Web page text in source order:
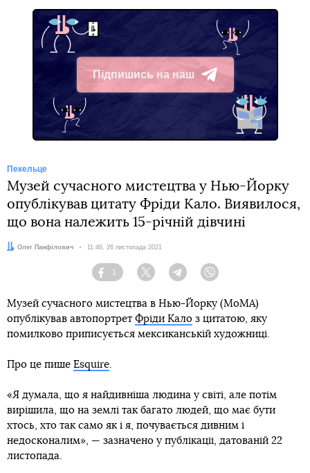
Підпишись на наш
Telegram
Пекельце
Музей сучасного мистецтва у Нью-Йорку
опублікував цитату Фріди Кало. Виявилося,
що вона належить 15-річній дівчині
Автор:
Олег Панфілович Дата:
11:46, 26 листопада 2021
Facebook
1
Twitter TelegramViber
Музей сучасного мистецтва в Нью-Йорку (MoMA)
опублікував автопортрет Фріди Кало з цитатою, яку
помилково приписується мексиканській художниці.
Про це пише Esquire.
«Я думала, що я найдивніша людина у світі, але потім
вирішила, що на землі так багато людей, що має бути
хтось, хто так само як і я, почувається дивним і
недосконалим», — зазначено у публікації, датованій 22
листопада.